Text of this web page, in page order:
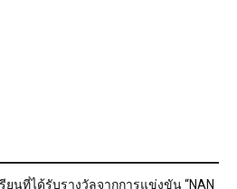
นที่ได้รับรางวัลจากการแข่งขัน “NAN